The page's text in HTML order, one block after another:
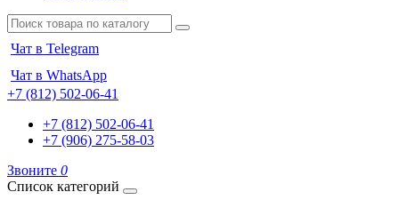
Чат в Telegram
Чат в WhatsApp
+7 (812) 502-06-41
+7 (812) 502-06-41
+7 (906) 275-58-03
Звоните 0
Список категорий